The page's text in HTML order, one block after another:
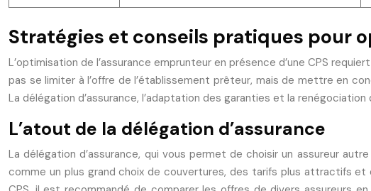
Stratégies et conseils pratiques pour
L’optimisation de l’assurance emprunteur en présence d’une CPS
pas se limiter à l’offre de l’établissement prêteur, mais de mettre en
La délégation d’assurance, l’adaptation des garanties et la
L’atout de la délégation d’assurance
La délégation d’assurance, qui vous permet de choisir un assureur
comme un plus grand choix de couvertures, des tarifs plus attractifs